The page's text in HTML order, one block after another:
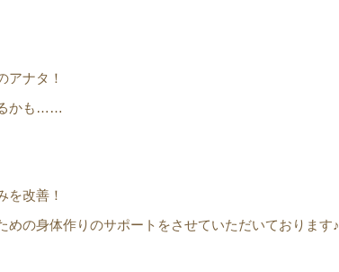
アナタ！
るかも……
を改善！
めの身体作りのサポートをさせていただいております♪